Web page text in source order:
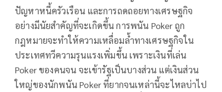
ปัญหาหนี้ครัวเรือน และการถดถอยทางเศรษฐกิจ
อย่างมีนัยสำคัญที่จะเกิดขึ้น การพนัน Poker ถูก
กฎหมายจะทำให้ความเหลื่อมล้ำทางเศรษฐกิจใน
ประเทศทวีความรุนแรงเพิ่มขึ้น เพราะเงินที่เล่น
Poker ของคนจน จะเข้ารัฐเป็นบางส่วน แต่เงินส่วน
ใหญ่ของนักพนัน Poker ที่ยากจนเหล่านี้จะไหลบ่าไป